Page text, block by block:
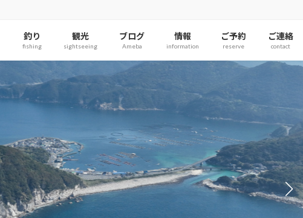
釣り
fishing
観光
sightseeing
ブログ
Ameba
情報
information
ご予約
reserve
ご連絡
contact